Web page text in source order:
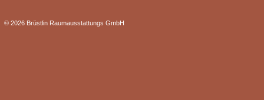
© 2026 Brüstlin Raumausstattungs GmbH